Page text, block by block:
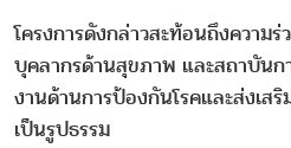
โครงการดังกล่าวสะท้อนถึงความ
บุคลากรด้านสุขภาพ และสถาบันก
งานด้านการป้องกันโรคและส่งเส
เป็นรูปธรรม